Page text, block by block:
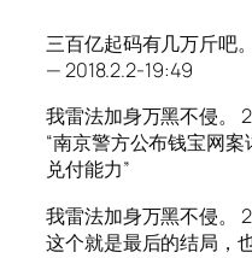
三百亿起码有几万斤吧
— 2018.2.2-19:49
我雷法加身万黑不侵。
“南京警方公布钱宝网
兑付能力”
我雷法加身万黑不侵。
这个就是最后的结局，